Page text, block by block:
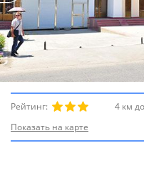
Рейтинг: 4 км
Показать на карте